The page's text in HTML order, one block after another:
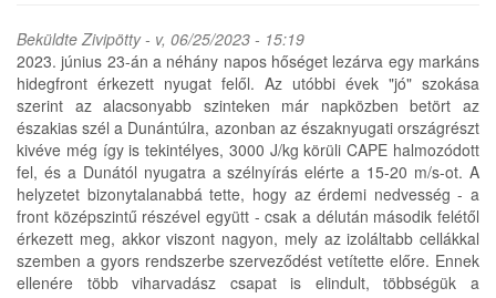
BeküldteZivipötty- v, 06/25/2023 - 15:19
2023. június 23-án a néhány napos hőséget lezárva egy markáns
hidegfront érkezett nyugat felől. Az utóbbi évek "jó" szokása
szerint az alacsonyabb szinteken már napközben betört az
északias szél a Dunántúlra, azonban az északnyugati országrészt
kivéve még így is tekintélyes, 3000 J/kg körüli CAPE halmozódott
fel, és a Dunától nyugatra a szélnyírás elérte a 15-20 m/s-ot. A
helyzetet bizonytalanabbá tette, hogy az érdemi nedvesség - a
front középszintű részével együtt - csak a délután második felétől
érkezett meg, akkor viszont nagyon, mely az izoláltabb cellákkal
szemben a gyors rendszerbe szerveződést vetítette előre. Ennek
ellenére több viharvadász csapat is elindult, többségük a